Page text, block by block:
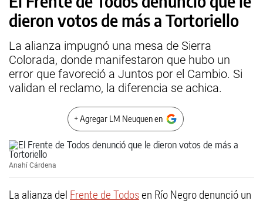
dieron votos de más a Tortoriello
La alianza impugnó una mesa de Sierra
Colorada, donde manifestaron que hubo un
error que favoreció a Juntos por el Cambio. Si
validan el reclamo, la diferencia se achica.
+ Agregar LM Neuquen en
Anahí Cárdena
La alianza del Frente de Todosen Río Negro denunció un